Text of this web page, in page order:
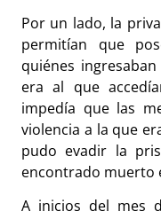
Por un lado, la
permitían que
quiénes
era al que
impedía que las
violencia a la que
pudo evadir la
encontrado muerto
A inicios del mes